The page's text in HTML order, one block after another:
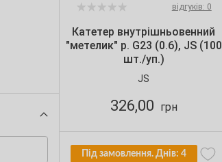
відгуків: 0
Катетер внутрішньовенний
"метелик" р. G23 (0.6), JS (100
шт./уп.)
JS
326,00 грн
Під замовлення. Днів: 4